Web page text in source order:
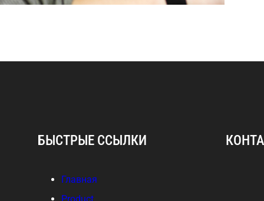
БЫСТРЫЕ ССЫЛКИ
Главная
Product